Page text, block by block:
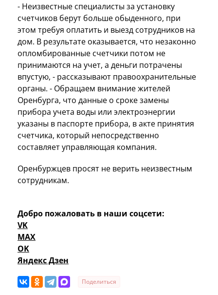
- Неизвестные специалисты за установку
счетчиков берут больше обыденного, при
этом требуя оплатить и выезд сотрудников на
дом. В результате оказывается, что незаконно
опломбированные счетчики потом не
принимаются на учет, а деньги потрачены
впустую, - рассказывают правоохранительные
органы. - Обращаем внимание жителей
Оренбурга, что данные о сроке замены
прибора учета воды или электроэнергии
указаны в паспорте прибора, в акте принятия
счетчика, который непосредственно
составляет управляющая компания.
Оренбуржцев просят не верить неизвестным
сотрудникам.
Добро пожаловать в наши соцсети:
VK
MAX
OK
Яндекс Дзен
Поделиться